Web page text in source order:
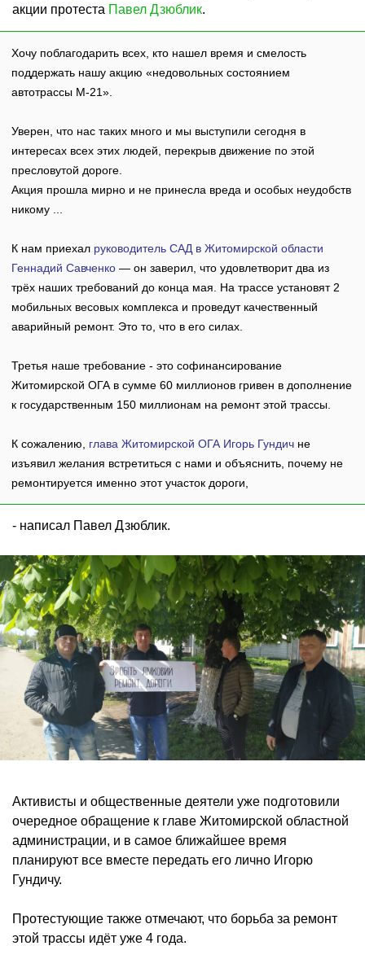
акции протеста Павел Дзюблик.
Хочу поблагодарить всех, кто нашел время и смелость
поддержать нашу акцию «недовольных состоянием
автотрассы М-21».
Уверен, что нас таких много и мы выступили сегодня в
интересах всех этих людей, перекрыв движение по этой
пресловутой дороге.
Акция прошла мирно и не принесла вреда и особых неудобств
никому ...
К нам приехал руководитель САД в Житомирской области
Геннадий Савченко — он заверил, что удовлетворит два из
трёх наших требований до конца мая. На трассе установят 2
мобильных весовых комплекса и проведут качественный
аварийный ремонт. Это то, что в его силах.
Третья наше требование - это софинансирование
Житомирской ОГА в сумме 60 миллионов гривен в дополнение
к государственным 150 миллионам на ремонт этой трассы.
К сожалению, глава Житомирской ОГА Игорь Гундич не
изъявил желания встретиться с нами и объяснить, почему не
ремонтируется именно этот участок дороги,
- написал Павел Дзюблик.
Активисты и общественные деятели уже подготовили
очередное обращение к главе Житомирской областной
администрации, и в самое ближайшее время
планируют все вместе передать его лично Игорю
Гундичу.
Протестующие также отмечают, что борьба за ремонт
этой трассы идёт уже 4 года.